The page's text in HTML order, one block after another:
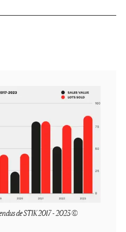
de STIK 2017 - 2023 ©